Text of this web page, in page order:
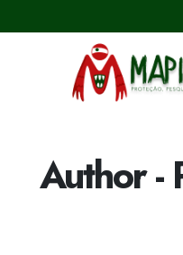
Author -